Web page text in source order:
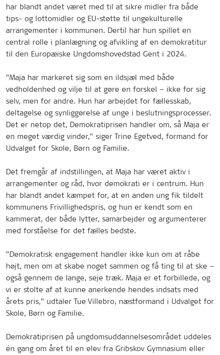
har blandt andet været med til at sikre midler fra både
tips- og lottomidler og EU-støtte til ungekulturelle
arrangementer i kommunen. Dertil har hun spillet en
central rolle i planlægning og afvikling af en demokratitur
til den Europæiske Ungdomshovedstad Gent i 2024.
”Maja har markeret sig som en ildsjæl med både
vedholdenhed og vilje til at gøre en forskel – ikke for sig
selv, men for andre. Hun har arbejdet for fællesskab,
deltagelse og synliggørelse af unge i beslutningsprocesser.
Det er netop det, Demokratiprisen handler om, så Maja er
en meget værdig vinder,” siger Trine Egetved, formand for
Udvalget for Skole, Børn og Familie.
Det fremgår af indstillingen, at Maja har været aktiv i
arrangementer og råd, hvor demokrati er i centrum. Hun
har blandt andet kæmpet for, at en anden ung fik tildelt
kommunens Frivillighedspris, og hun er kendt som en
kammerat, der både lytter, samarbejder og argumenterer
med forståelse for det fælles bedste.
”Demokratisk engagement handler ikke kun om at råbe
højt, men om at skabe noget sammen og få ting til at ske –
også gennem de lange, seje træk. Maja er et forbillede, og
vi er stolte af at kunne anerkende hendes indsats med
årets pris,” udtaler Tue Villebro, næstformand i Udvalget for
Skole, Børn og Familie.
Demokratiprisen på ungdomsuddannelsesområdet uddeles
én gang om året til en elev fra Gribskov Gymnasium eller